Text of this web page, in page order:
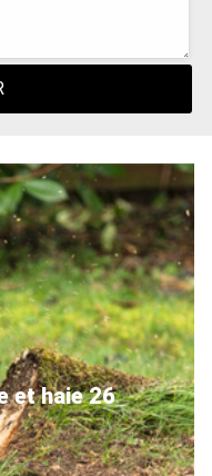
et haie 26